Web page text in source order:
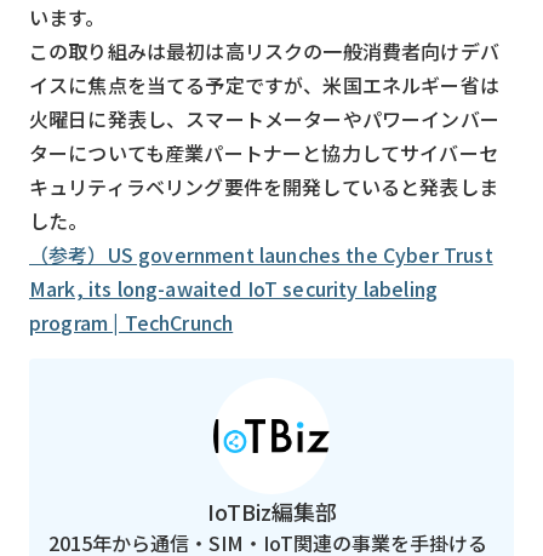
います。
この取り組みは最初は高リスクの一般消費者向けデバ
イスに焦点を当てる予定ですが、米国エネルギー省は
火曜日に発表し、スマートメーターやパワーインバー
ターについても産業パートナーと協力してサイバーセ
キュリティラベリング要件を開発していると発表しま
した。
（参考）US government launches the Cyber Trust
Mark, its long-awaited IoT security labeling
program | TechCrunch
IoTBiz編集部
2015年から通信・SIM・IoT関連の事業を手掛ける